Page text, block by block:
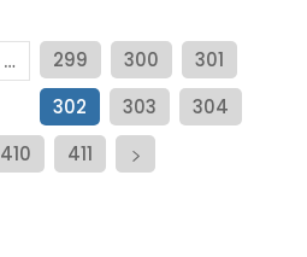
… 299 300
301
302
303
304
410 411